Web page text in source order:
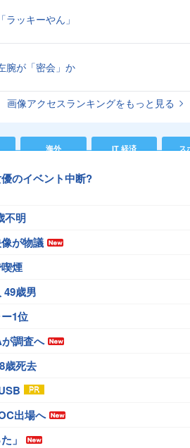
ッキーやん」
腕が「密会」か
画像アクセスランキングをもっと見る
海外 IT 経済 ス
のイベント中断?
不明
が物議
煙
49歳男
1位
調査へ
歳死去
出場へ
」